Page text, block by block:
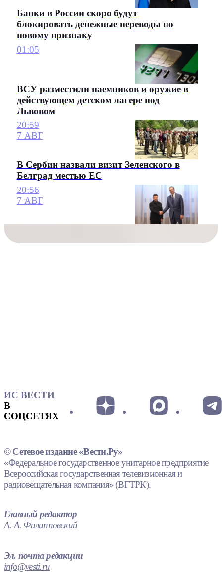
Банки в России скоро будут
блокировать денежные переводы по
новому признаку
01:05
ВСУ разместили наемников и оружие в
действующем детском лагере под
Львовом
20:59
7 АВГ
В Сербии назвали визит Зеленского в
Белград местью ЕС
20:56
7 АВГ
ИС ВЕСТИ
В
СОЦСЕТЯХ
© Сетевое издание «Вести.Ру»
«Федеральное государственное унитарное предприятие
Всероссийская государственная телевизионная и
радиовещательная компания» (ВГТРК).
Главный редактор
А. А. Филипповский
Эл. почта редакции
info@vesti.ru